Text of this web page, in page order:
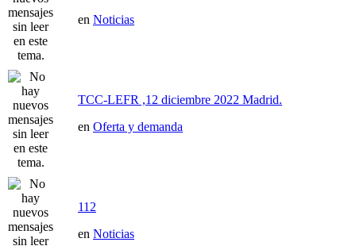
en Noticias
TCC-LEFR ,12 diciembre 2022 Madrid.
en Oferta y demanda
112
en Noticias